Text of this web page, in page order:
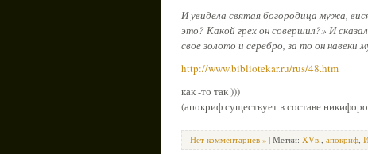
И увидела святая богородица мужа,
это? Какой грех он совершил?» И
свое золото и серебро, за то он навеки
http://www.bibliotekar.ru/rus/48.htm
как -то так )))
(апокриф существует в составе
Нет комментариев » | Метки: XVв., апокриф,